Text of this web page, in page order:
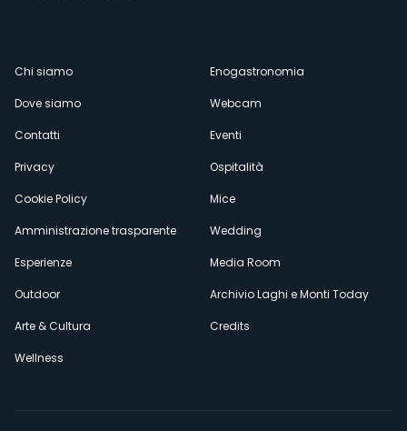
Menù
secondario
Chi siamo
Dove siamo
Contatti
Privacy
Cookie Policy
Amministrazione trasparente
Esperienze
Outdoor
Arte & Cultura
Wellness
Enogastronomia
Webcam
Eventi
Ospitalità
Mice
Wedding
Media Room
Archivio Laghi e Monti Today
Credits